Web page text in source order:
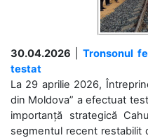
30.04.2026 |Tronsonul
testat
La 29 aprilie 2026,
din Moldova” a efectuat
importanță strategică
segmentul recent restabilit